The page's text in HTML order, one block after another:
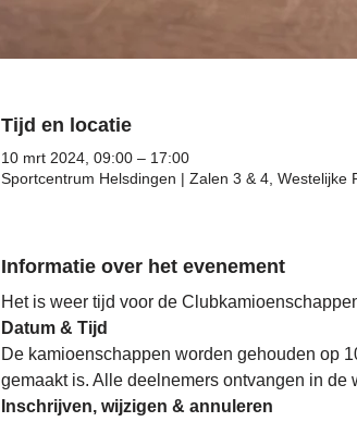
Tijd en locatie
10 mrt 2024, 09:00 – 17:00
Sportcentrum Helsdingen | Zalen 3 & 4, Westelijke
Informatie over het evenement
Het is weer tijd voor de
Datum & Tijd
De kamioenschappen worden gehouden op
gemaakt is. Alle deelnemers ontvangen in
Inschrijven, wijzigen & annuleren